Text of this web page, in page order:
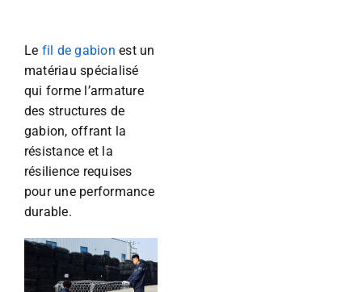
Le fil de gabion est un
matériau spécialisé
qui forme l’armature
des structures de
gabion, offrant la
résistance et la
résilience requises
pour une performance
durable.